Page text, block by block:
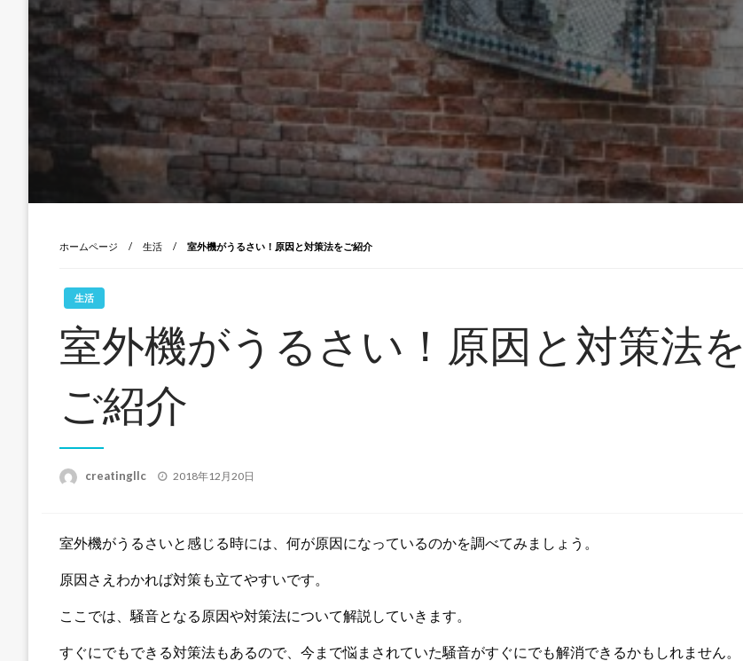
ホームページ 生活 室外機がうるさい！原因と対策法をご紹介
生活
室外機がうるさい！原因と対策法を
ご紹介
creatingllc
投
2018年12月20日
室外機がうるさいと感じる時には、何が原因になっているのかを調べてみましょう。
原因さえわかれば対策も立てやすいです。
ここでは、騒音となる原因や対策法について解説していきます。
すぐにでもできる対策法もあるので、今まで悩まされていた騒音がすぐにでも解消できるかもしれません。